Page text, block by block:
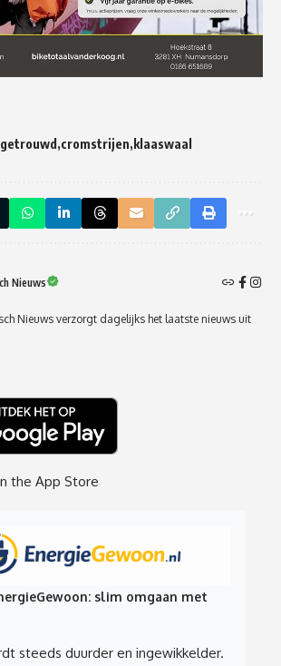
cromstrijen klaaswaal
Nieuws
Nieuws verzorgt dagelijks het laatste nieuws uit
slim omgaan met
steeds duurder en ingewikkelder.